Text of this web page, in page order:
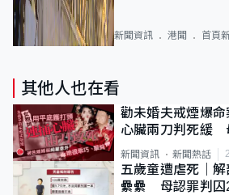
新聞資訊 港聞 首頁
其他人也在看
勸未婚夫戒煙爆
心臟兩刀判死緩
新聞資訊 新聞熱話
五歲童遭虐死｜
纍纍 母認罪判